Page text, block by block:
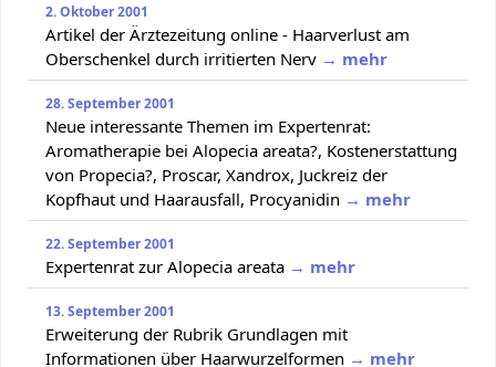
2. Oktober 2001
Artikel der Ärztezeitung online - Haarverlust am
Oberschenkel durch irritierten Nerv → mehr
28. September 2001
Neue interessante Themen im Expertenrat:
Aromatherapie bei Alopecia areata?, Kostenerstattung
von Propecia?, Proscar, Xandrox, Juckreiz der
Kopfhaut und Haarausfall, Procyanidin → mehr
22. September 2001
Expertenrat zur Alopecia areata → mehr
13. September 2001
Erweiterung der Rubrik Grundlagen mit
Informationen über Haarwurzelformen → mehr